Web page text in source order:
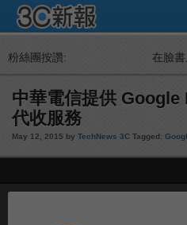
粉絲團按讚: 在臉
中華電信提供 Google
代收服務
May 12, 2015 by TechNews 3C Tagged: